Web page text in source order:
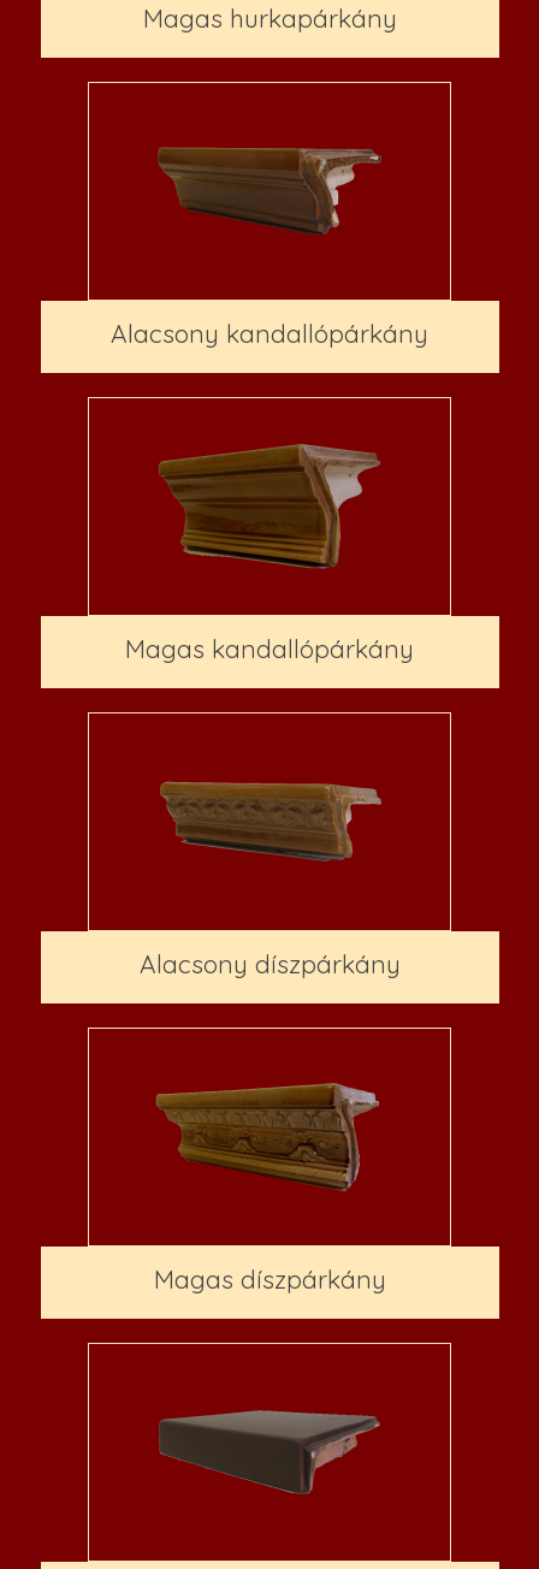
Magas hurkapárkány
Alacsony kandallópárkány
Magas kandallópárkány
Alacsony díszpárkány
Magas díszpárkány